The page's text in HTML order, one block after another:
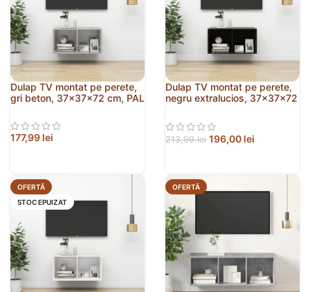
Dulap TV montat pe perete,
gri beton, 37x37x72 cm, PAL
177,99 lei
Dulap TV montat pe perete,
negru extralucios, 37x37x72
213,99lei 196,00 lei
OFERTĂ
STOC EPUIZAT
OFERTĂ